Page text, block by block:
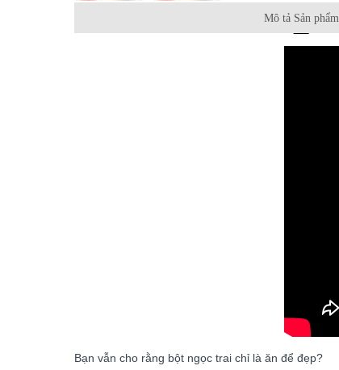
Mô tả Sản phẩm
Bạn vẫn cho rằng bột ngọc trai chỉ là ăn để đẹp?